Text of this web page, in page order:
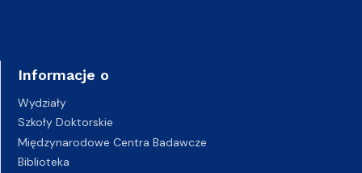
Informacje o
Wydziały
Szkoły Doktorskie
Międzynarodowe Centra Badawcze
Biblioteka